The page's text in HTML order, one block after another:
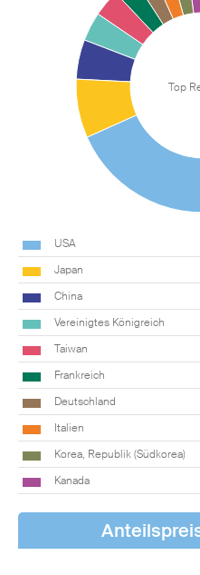
Top
USA
Japan
China
Vereinigtes Königreich
Taiwan
Frankreich
Deutschland
Italien
Korea, Republik (Südkorea)
Kanada